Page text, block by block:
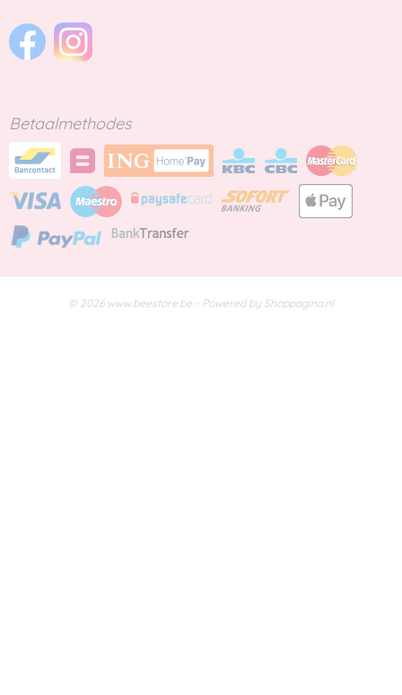
Betaalmethodes
© 2026 www.beestore.be - Powered by Shoppagina.nl